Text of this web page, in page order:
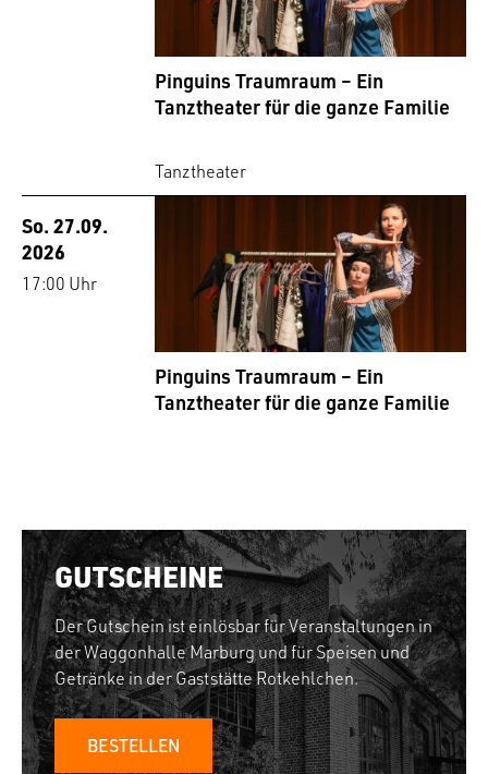
Pinguins Traumraum – Ein
Tanztheater für die ganze Familie
Tanztheater
So. 27.09.
2026
17:00 Uhr
Pinguins Traumraum – Ein
Tanztheater für die ganze Familie
GUTSCHEINE
Der Gutschein ist einlösbar für Veranstaltungen in
der Waggonhalle Marburg und für Speisen und
Getränke in der Gaststätte Rotkehlchen.
BESTELLEN